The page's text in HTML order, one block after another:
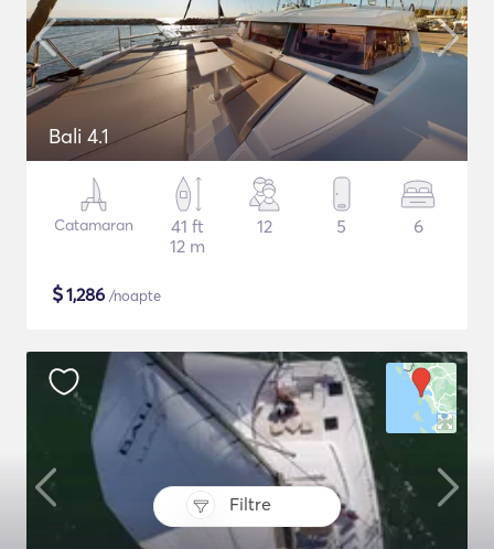
Filtre
Bali 4.1
Catamaran
41 ft
12 m
12 5 6
$1,286 /noapte